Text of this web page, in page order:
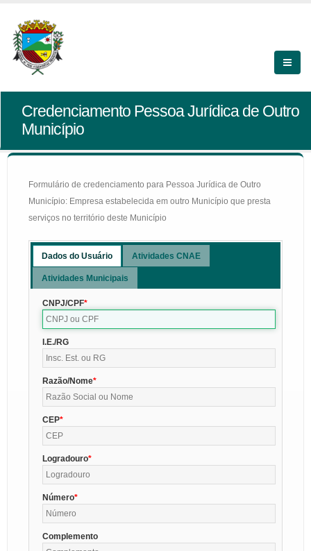
Credenciamento Pessoa Jurídica de Outro
Município
Formulário de credenciamento para Pessoa Jurídica de Outro
Município: Empresa estabelecida em outro Município que presta
serviços no território deste Município
Dados do Usuário Atividades CNAE
Atividades Municipais
CNPJ/CPF
I.E./RG
Razão/Nome
CEP
Logradouro
Número
Complemento